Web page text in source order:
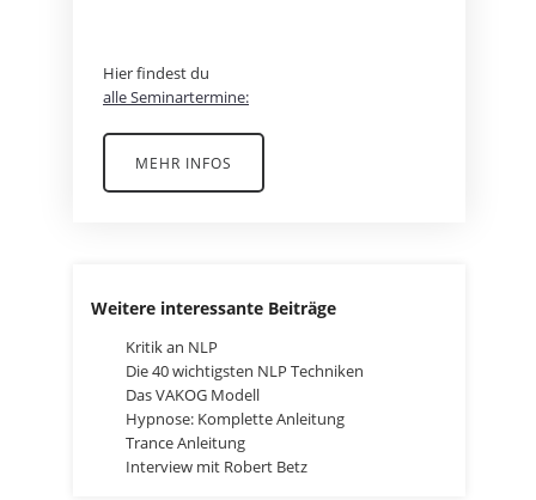
Hier findest du
alle Seminartermine:
MEHR INFOS
Weitere interessante Beiträge
Kritik an NLP
Die 40 wichtigsten NLP Techniken
Das VAKOG Modell
Hypnose: Komplette Anleitung
Trance Anleitung
Interview mit Robert Betz